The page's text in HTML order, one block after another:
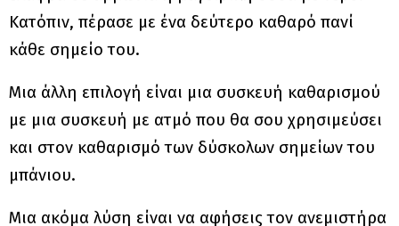
Κατόπιν, πέρασε με ένα δεύτερο καθαρό πανί
κάθε σημείο του.
Μια άλλη επιλογή είναι μια συσκευή καθαρισμού
με μια συσκευή με ατμό που θα σου χρησιμεύσει
και στον καθαρισμό των δύσκολων σημείων του
μπάνιου.
Mια ακόμα λύση είναι να αφήσεις τον ανεμιστήρα